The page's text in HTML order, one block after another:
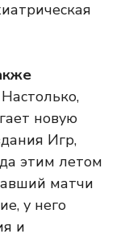
новую
Игр,
этим летом
матчи
у него
и